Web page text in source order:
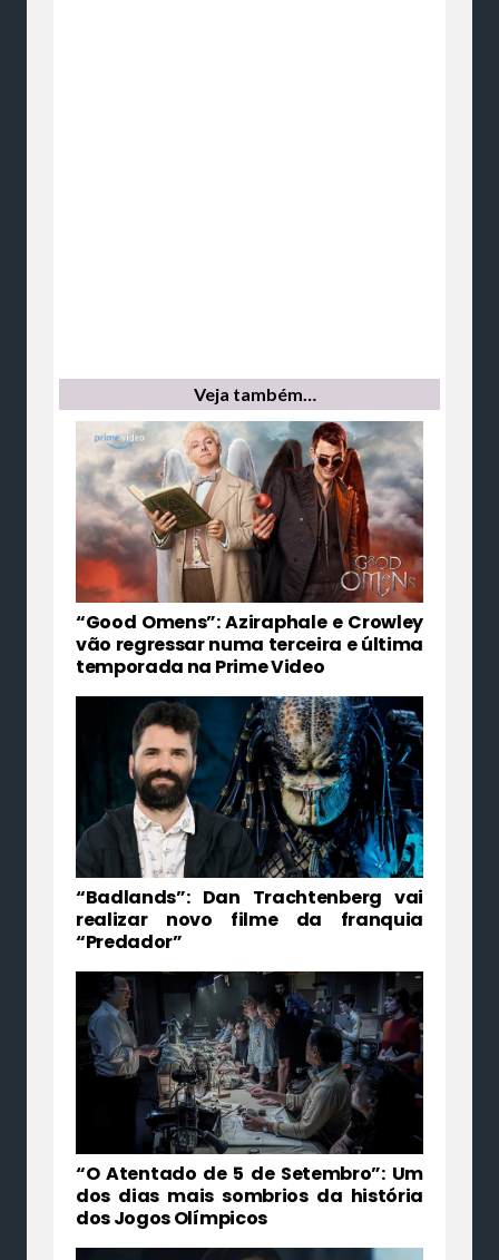
Veja também…
“Good Omens”: Aziraphale e Crowley
vão regressar numa terceira e última
temporada na Prime Video
“Badlands”: Dan Trachtenberg vai
realizar novo filme da franquia
“Predador”
“O Atentado de 5 de Setembro”: Um
dos dias mais sombrios da história
dos Jogos Olímpicos